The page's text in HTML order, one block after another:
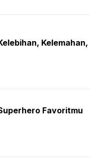
Kelemahan,
Favoritmu